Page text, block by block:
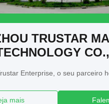
TRUSTAR
Enterprise, o seu parceiro
mais